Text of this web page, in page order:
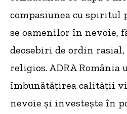
compasiunea cu spiritul
se oamenilor în nevoie,
deosebiri de ordin
religios. ADRA România
îmbunătăţirea calităţii
nevoie şi investeşte în